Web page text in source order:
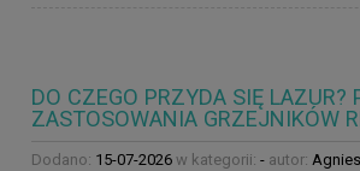
DO CZEGO PRZYDA SIĘ LAZUR?
ZASTOSOWANIA GRZEJNIKÓW
Dodano: 15-07-2026 w kategorii: - autor: